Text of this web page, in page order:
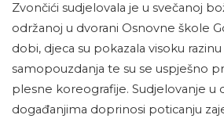
Zvončići sudjelovala je u svečanoj
održanoj u dvorani Osnovne škole
dobi, djeca su pokazala visoku
samopouzdanja te su se uspješno
plesne koreografije. Sudjelovanje u
događanjima doprinosi poticanju